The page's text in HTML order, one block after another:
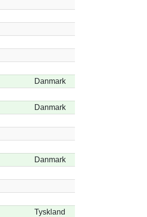
Danmark
Danmark
Danmark
Tyskland